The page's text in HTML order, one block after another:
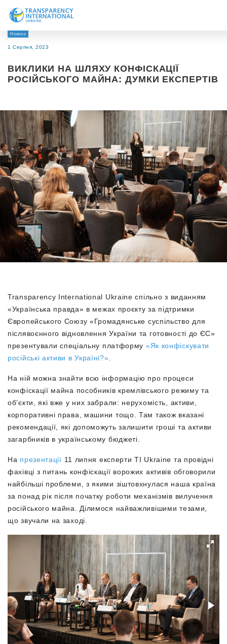
Про нас
Дослідження
Долучитися
Новина
1 Серпня, 2023
ВИКЛИКИ НА ШЛЯХУ КОНФІСКАЦІЇ
РОСІЙСЬКОГО МАЙНА: ДУМКИ ЕКСПЕРТІВ
Transparency International Ukraine спільно з виданням
«Українська правда» в межах проєкту за підтримки
Європейського Союзу «Громадянське суспільство для
післявоєнного відновлення України та готовності до ЄС»
презентувалиспеціальну платформу «Як конфіскувати
російські активи в Україні?»
На ній можна знайти всю інформацію про процеси
конфіскації майна пособників кремлівського режиму та
об’єкти, які вже у них забрали: нерухомість, активи,
корпоративні права, машини тощо. Там також вказані
рекомендації, які допоможуть залишити гроші та активи
загарбників в українському бюджеті.
На презентації 11 липня експерти TI Ukraine та провідні
фахівці з питань конфіскації ворожих активів обговорили
найбільші проблеми, з якими зіштовхнулася наша країна
за понад рік після початку роботи механізмів вилучення
російського майна. Ділимося найважливішими тезами,
що звучали на заході.